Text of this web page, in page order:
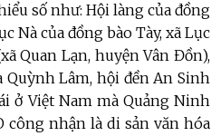
số như: Hội làng của đồng
Nà của đồng bào Tày, xã Lục
Quan Lạn, huyện Vân Đồn),
Quỳnh Lâm, hội đền An Sinh
ở Việt Nam mà Quảng Ninh
công nhận là di sản văn hóa